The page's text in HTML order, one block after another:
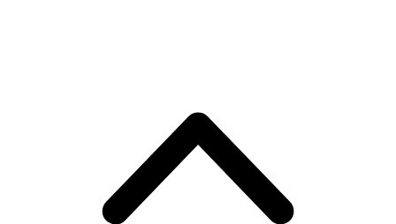
Hageredskapssett
Hakker og krafser
Kost
Presenning
Raker og river
Skaft